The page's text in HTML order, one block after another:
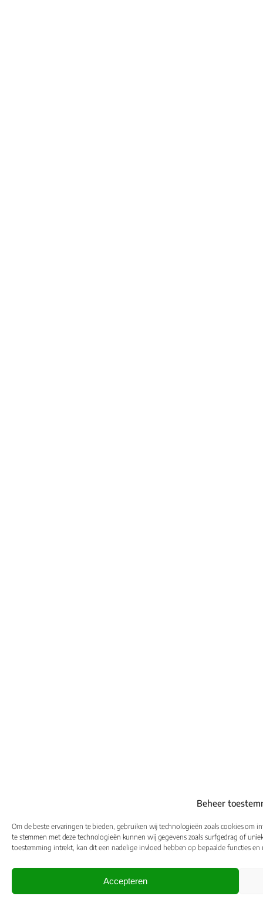
Beheer
Om de beste ervaringen te bieden, gebruiken wij technologieën zoals cookies om
te stemmen met deze technologieën kunnen wij gegevens zoals surfgedrag of
toestemming intrekt, kan dit een nadelige invloed hebben op bepaalde functies en
Accepteren